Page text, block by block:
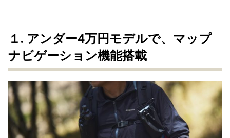
１. アンダー4万円モデルで、マップ
ナビゲーション機能搭載